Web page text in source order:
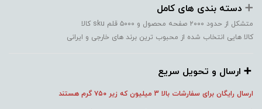
➕️ دسته بندی های کامل
متشکل از حدود ۲۰۰۰ صفحه محصول و ۵۰۰۰ قلم sku کالا
کالا هایی انتخاب شده از محبوب ترین برند های خارجی و ایرانی
➕️ ارسال و تحویل سریع
ارسال رایگان برای سفارشات بالا 3 میلیون که زیر ۷۵۰ گرم هستند